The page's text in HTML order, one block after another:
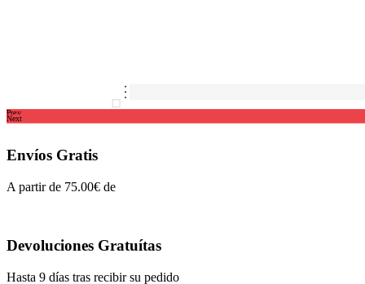
Prev
Next
Envíos Gratis
A partir de 75.00€ de compra (solo para pedidos en España)
Devoluciones Gratuítas
Hasta 9 días tras recibir su pedido